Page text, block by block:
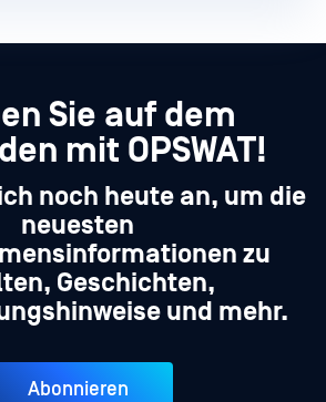
Sie auf dem
mit OPSWAT!
noch heute an, um die
neuesten
zu
Geschichten,
und mehr.
Abonnieren